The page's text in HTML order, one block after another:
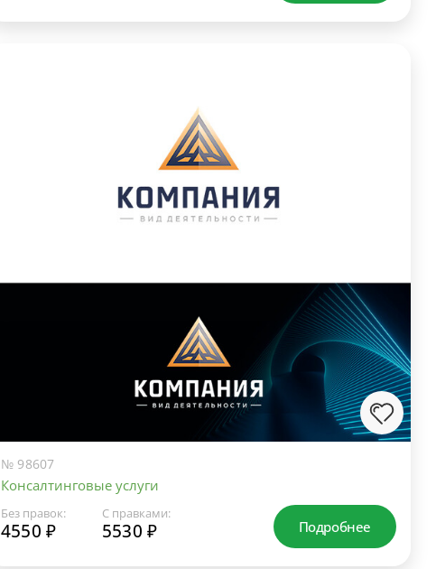
№ 98607
Консалтинговые услуги
Без правок:
4550 ₽
С правками:
5530 ₽ Подробнее